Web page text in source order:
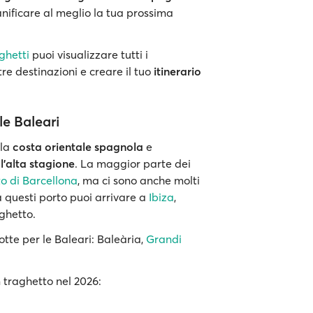
al meglio la tua prossima
puoi visualizzare tutti i
destinazioni e creare il tuo itinerario
Baleari
costa orientale spagnola e
stagione. La maggior parte dei
di Barcellona, ma ci sono anche molti
questi porto puoi arrivare a Ibiza,
per le Baleari: Baleària, Grandi
nel 2026: